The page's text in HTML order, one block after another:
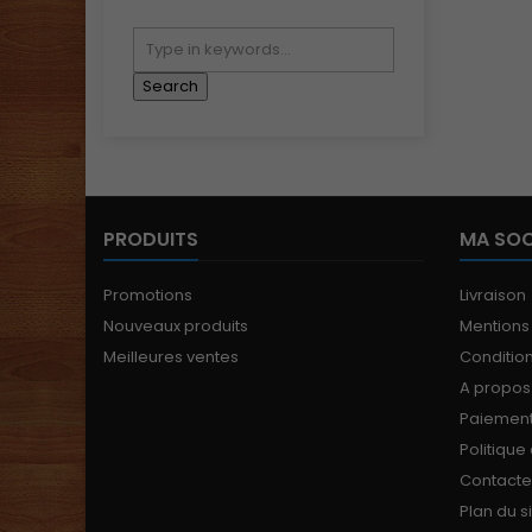
PRODUITS
Promotions
Nouveaux produits
Meilleures ventes
MA
Livraison
A propos
Plan du